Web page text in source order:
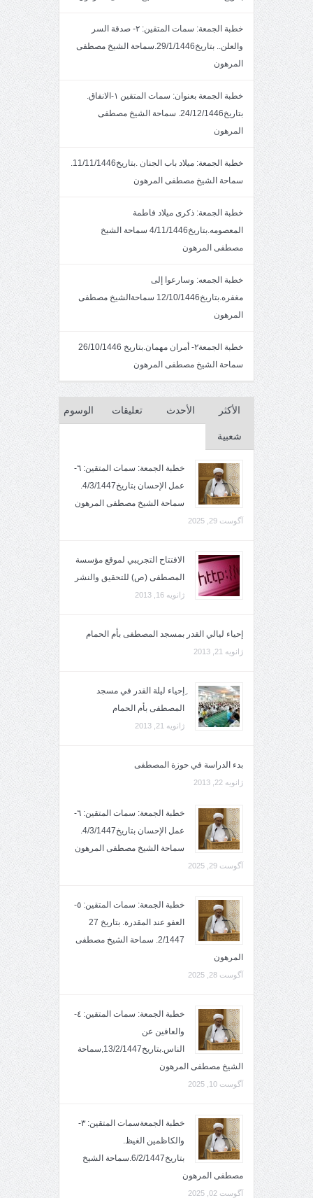
خطبة الجمعة: سمات المتقين: ٢- صدقة السر
والعلن.. بتاريخ29/1/1446.سماحة الشيخ مصطفى
المرهون
خطبة الجمعة بعنوان: سمات المتقين ١-الانفاق.
بتاريخ24/12/1446. سماحة الشيخ مصطفى
المرهون
خطبة الجمعة: ميلاد باب الجنان .بتاريخ11/11/1446.
سماحة الشيخ مصطفى المرهون
خطبة الجمعة: ذكرى ميلاد فاطمة
المعصومه.بتاريخ4/11/1446 سماحة الشيخ
مصطفى المرهون
خطبة الجمعه: وسارعوا إلى
مغفره.بتاريخ12/10/1446 سماحةالشيخ مصطفى
المرهون
خطبة الجمعة٢- أمران مهمان.بتاريخ 26/10/1446
سماحة الشيخ مصطفى المرهون
الأكثر
شعبية
الأحدث تعليقات الوسوم
خطبة الجمعة: سمات المتقين: ٦-
عمل الإحسان بتاريخ4/3/1447.
سماحة الشيخ مصطفى المرهون
آگوست 29, 2025
الافتتاح التجريبي لموقع مؤسسة
المصطفى (ص) للتحقيق والنشر
ژانویه 16, 2013
إحياء ليالي القدر بمسجد المصطفى بأم الحمام
ژانویه 21, 2013
ِإحياء ليلة القدر في مسجد
المصطفى بأم الحمام
ژانویه 21, 2013
بدء الدراسة في حوزة المصطفى
ژانویه 22, 2013
خطبة الجمعة: سمات المتقين: ٦-
عمل الإحسان بتاريخ4/3/1447.
سماحة الشيخ مصطفى المرهون
آگوست 29, 2025
خطبة الجمعة: سمات المتقين: ٥-
العفو عند المقدرة. بتاريخ 27
2/1447. سماحة الشيخ مصطفى
المرهون
آگوست 28, 2025
خطبة الجمعة: سمات المتقين: ٤-
والعافين عن
الناس.بتاريخ13/2/1447,سماحة
الشيخ مصطفى المرهون
آگوست 10, 2025
خطبة الجمعةسمات المتقين: ٣-
والكاظمين الغيظ.
بتاريخ6/2/1447.سماحة الشيخ
مصطفى المرهون
آگوست 02, 2025